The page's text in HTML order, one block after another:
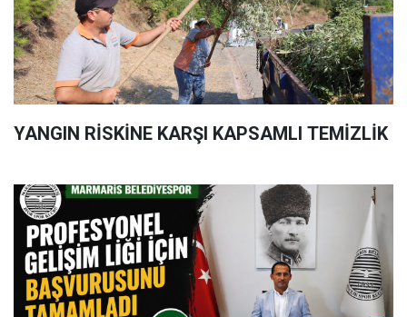
YANGIN RİSKİNE KARŞI KAPSAMLI TEMİZLİK